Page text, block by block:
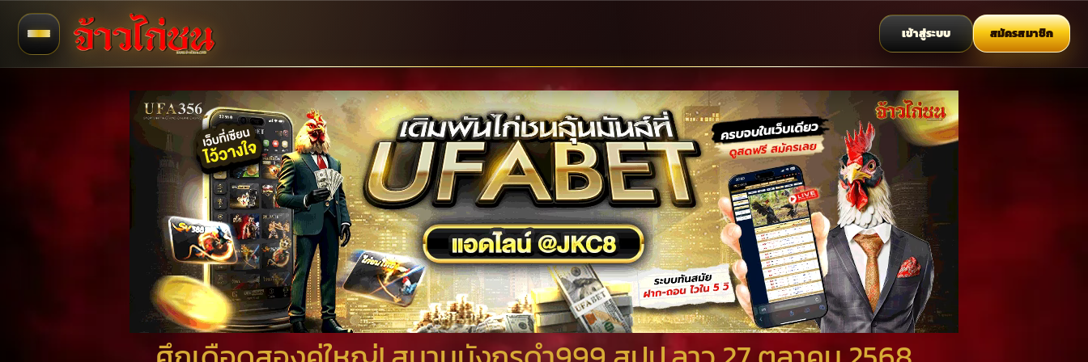
เข้าสู่ระบบ สมัครสมาชิก